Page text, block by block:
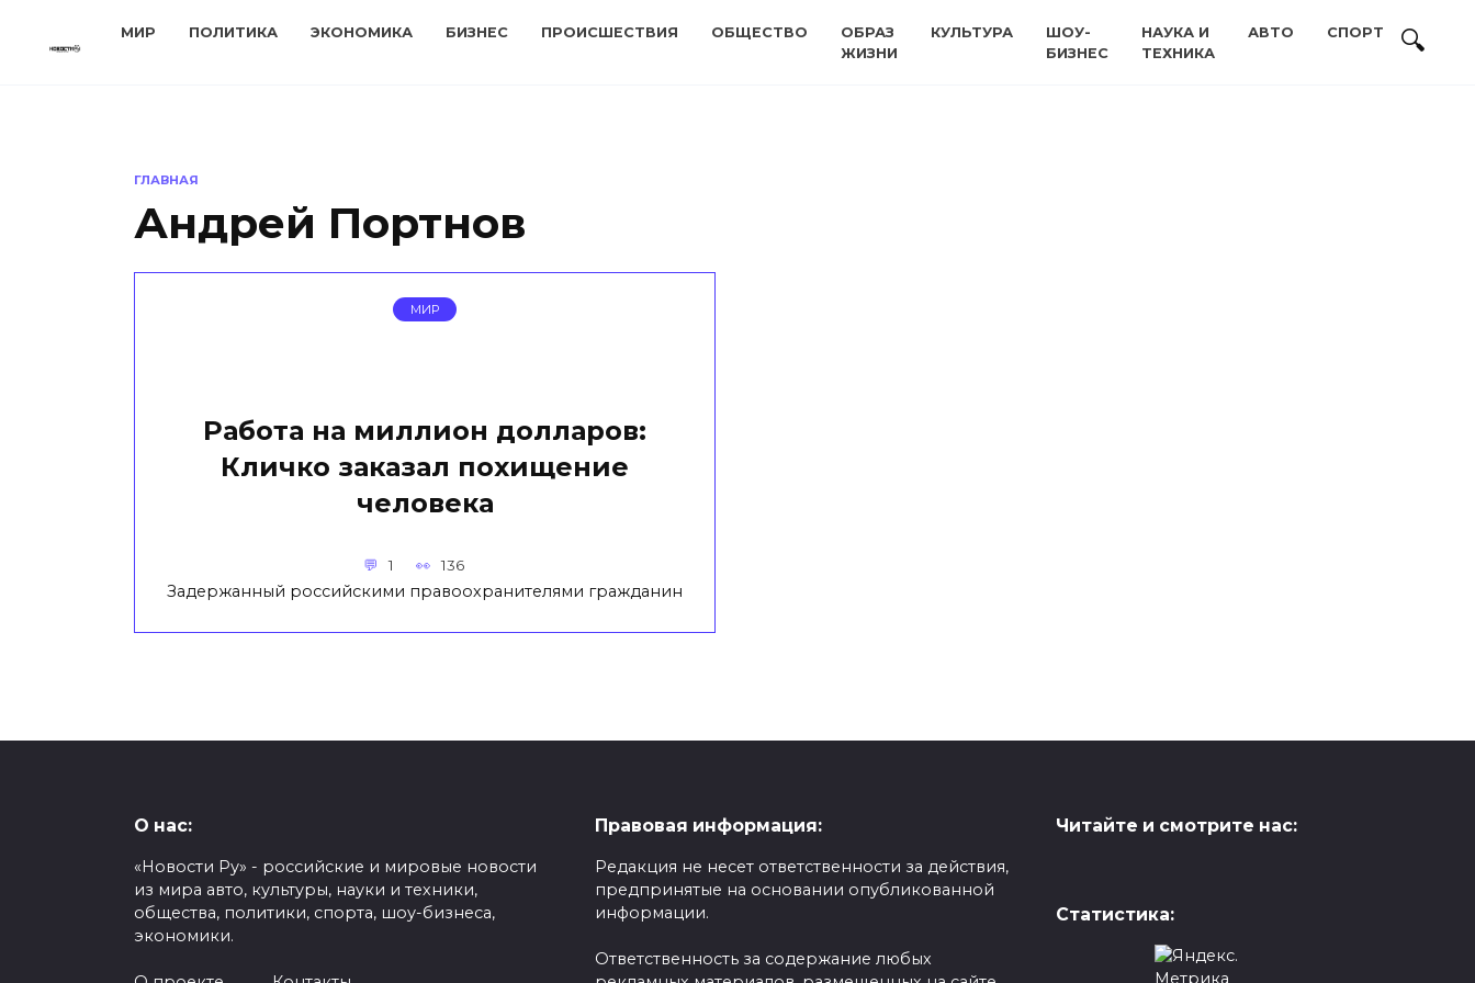
МИР ПОЛИТИКА ЭКОНОМИКА БИЗНЕС ПРОИСШЕСТВИЯ ОБЩЕСТВО
ОБРАЗ
ЖИЗНИ
КУЛЬТУРА
ШОУ-
БИЗНЕС
НАУКА И
ТЕХНИКА
АВТО СПОРТ
ГЛАВНАЯ
Андрей Портнов
МИР
Работа на миллион долларов:
Кличко заказал похищение
человека
1 136
Задержанный российскими правоохранителями гражданин
О нас:
«Новости Ру» - российские и мировые новости
из мира авто, культуры, науки и техники,
общества, политики, спорта, шоу-бизнеса,
экономики.
Правовая информация:
Редакция не несет ответственности за действия,
предпринятые на основании опубликованной
информации.
Ответственность за содержание любых
Читайте и смотрите нас:
Статистика: